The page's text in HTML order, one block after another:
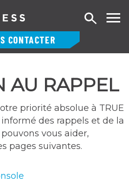
CONTACTER
AU RAPPEL
priorité absolue à TRUE
des rappels et de la
vous aider,
pages suivantes.